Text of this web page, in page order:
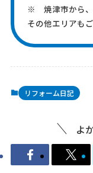
※ 焼津市から、
その他エリアも
リフォーム日記
よ